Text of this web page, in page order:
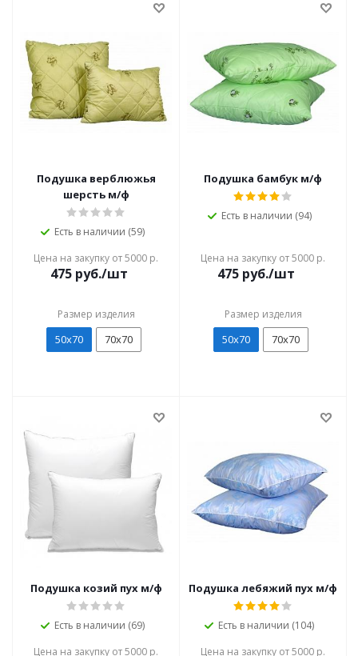
Подушка верблюжья
шерсть м/ф
Есть в наличии (59)
Цена на закупку от 5000 р.
475 руб./шт
Размер изделия
50х70 70х70
Подушка бамбук м/ф
Есть в наличии (94)
Цена на закупку от 5000 р.
475 руб./шт
Размер изделия
50х70 70х70
Подушка козий пух м/ф
Есть в наличии (69)
Цена на закупку от 5000 р.
Подушка лебяжий пух м/ф
Есть в наличии (104)
Цена на закупку от 5000 р.